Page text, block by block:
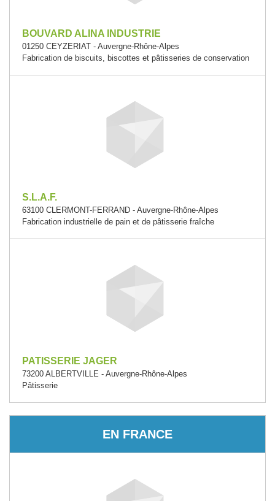
BOUVARD ALINA INDUSTRIE
01250 CEYZERIAT - Auvergne-Rhône-Alpes
Fabrication de biscuits, biscottes et pâtisseries de conservation
S.L.A.F.
63100 CLERMONT-FERRAND - Auvergne-Rhône-Alpes
Fabrication industrielle de pain et de pâtisserie fraîche
PATISSERIE JAGER
73200 ALBERTVILLE - Auvergne-Rhône-Alpes
Pâtisserie
EN FRANCE